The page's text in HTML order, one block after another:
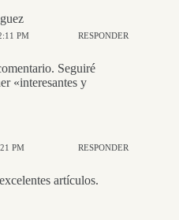
PM RESPONDER
Seguiré
«interesantes y
PM RESPONDER
artículos.